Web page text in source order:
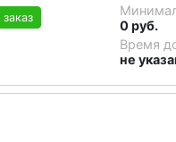
0 руб.
Время
не